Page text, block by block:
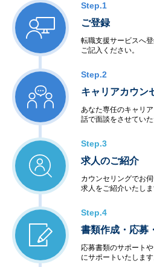
Step.1
ご登録
転職支援サービスへ
ご記入ください。
Step.2
キャリアカウン
あなた専任のキャリ
話で面談をさせていた
Step.3
求人のご紹介
カウンセリングでお
求人をご紹介いたしま
Step.4
書類作成・応募
応募書類のサポート
にサポートいたします